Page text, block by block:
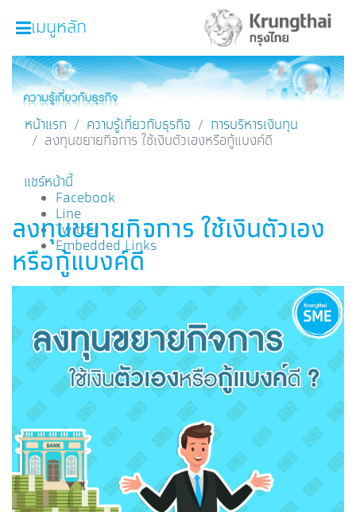
หน้าหลัก
ผลิตภัณฑ์และบริการ
โปรโมชั่น
ความรู้เกี่ยวกับธุรกิจ
SME Focus Magazine
คำนวณสินเชื่อเบื้องต้น
ค้นหาจุดบริการ
FOLLOW US Krungthai SME​
เมนูหลัก
หน้าแรก ความรู้เกี่ยวกับธุรกิจ
การบริหารเงินทุน
ลงทุนขยายกิจการ ใช้เงินตัวเองหรือกู้แบงค์ดี
แชร์หน้านี้
Facebook
Line
Twitter
Embedded Links
ลงทุนขยายกิจการ ใช้เงินตัวเอง
หรือกู้แบงค์ดี